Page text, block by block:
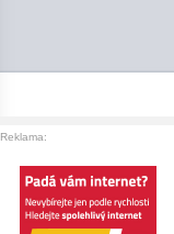
Reklama: